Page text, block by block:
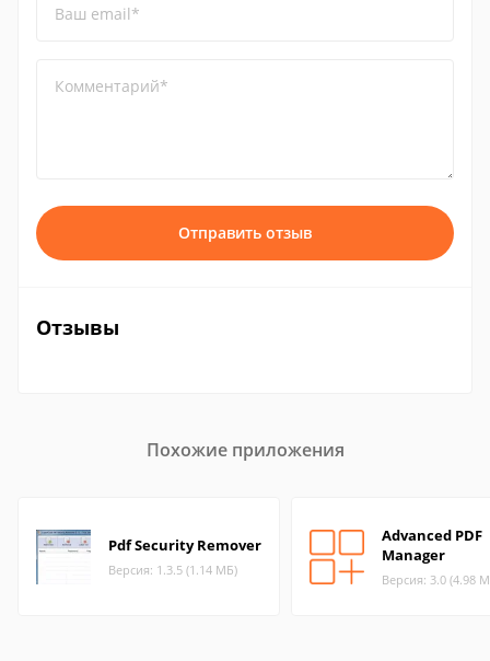
Ваш email*
Комментарий*
Отправить отзыв
Отзывы
Похожие приложения
Pdf Security Remover
Версия: 1.3.5 (1.14 МБ)
Advanced PDF
Manager
Версия: 3.0 (4.98